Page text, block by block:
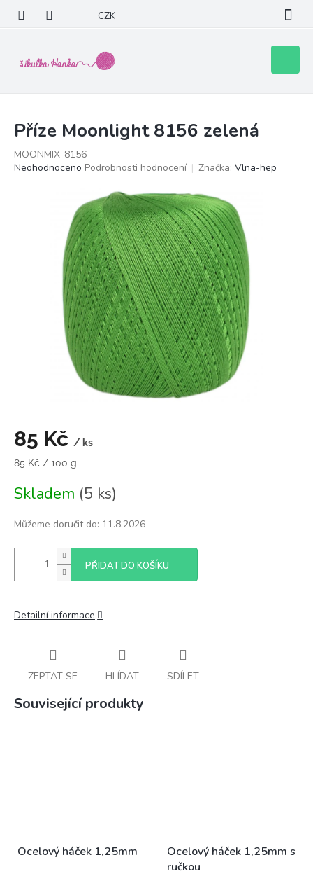
obsah
CZK
košík
Příze Moonlight 8156 zelená
MOONMIX-8156
Průměrné
Neohodnoceno Podrobnosti hodnocení Značka: Vlna-hep
85 Kč / ks
Měrná
85 Kč / 100 g
Skladem (5 ks)
Můžeme doručit do: 11.8.2026
PŘIDAT DO KOŠÍKU
Detailní informace
ZEPTAT SE HLÍDAT SDÍLET
Související produkty
Ocelový háček 1,25mm
Ocelový háček 1,25mm s
ručkou